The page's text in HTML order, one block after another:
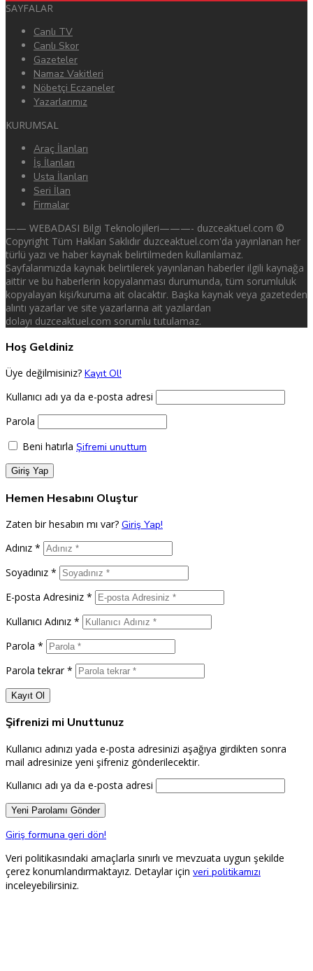
SAYFALAR
Canlı TV
Canlı Skor
Gazeteler
Namaz Vakitleri
Nöbetçi Eczaneler
Yazarlarımız
KURUMSAL
Araç İlanları
İş İlanları
Usta İlanları
Seri İlan
Firmalar
—— WEBADASI Bilgi Teknolojileri———- duzceaktuel.com ©
Copyright Tüm Hakları Saklıdır duzceaktuel.com'da yayınlanan her
türlü yazı ve haber kaynak belirtilmeden kullanılamaz.
Sayfalarımızda kaynak belirtilerek yayınlanan haberler ilgili kaynağa
aittir ve bu haberlerin kopyalanması durumunda, tüm sorumluluk
kopyalayan kişi/kuruma ait olacaktır. Başka kaynak veya gazeteden
alıntı yazarlar ve site yazarlarına ait yazılardan
dolayı duzceaktuel.com sorumlu tutulamaz.
casino
Hoş Geldiniz
Üye değilmisiniz? Kayıt Ol!
Kullanıcı adı ya da e-posta adresi
Parola
Beni hatırla Şifremi unuttum
Hemen Hesabını Oluştur
Zaten bir hesabın mı var? Giriş Yap!
Adınız *
Soyadınız *
E-posta Adresiniz *
Kullanıcı Adınız *
Parola *
Parola tekrar *
Şifrenizi mi Unuttunuz
Kullanıcı adınızı yada e-posta adresinizi aşağıya girdikten sonra
mail adresinize yeni şifreniz gönderilecektir.
Kullanıcı adı ya da e-posta adresi
Giriş formuna geri dön!
Veri politikasındaki amaçlarla sınırlı ve mevzuata uygun şekilde
çerez konumlandırmaktayız. Detaylar için veri politikamızı
inceleyebilirsiniz.